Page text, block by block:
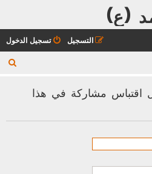
(ع)
تسجيل الدخول التسجيل
اقتباس مشاركة في هذا